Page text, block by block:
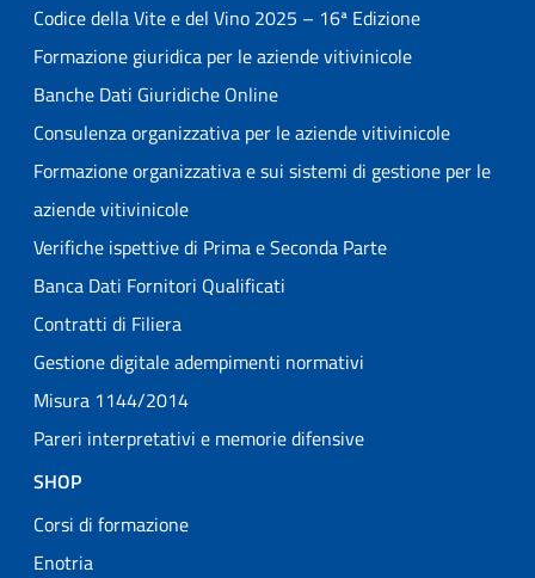
Codice della Vite e del Vino 2025 – 16ª Edizione
Formazione giuridica per le aziende vitivinicole
Banche Dati Giuridiche Online
Consulenza organizzativa per le aziende vitivinicole
Formazione organizzativa e sui sistemi di gestione per le
aziende vitivinicole
Verifiche ispettive di Prima e Seconda Parte
Banca Dati Fornitori Qualificati
Contratti di Filiera
Gestione digitale adempimenti normativi
Misura 1144/2014
Pareri interpretativi e memorie difensive
SHOP
Corsi di formazione
Enotria